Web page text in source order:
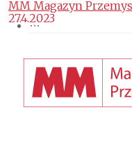
MM Magazyn
27.4.2023